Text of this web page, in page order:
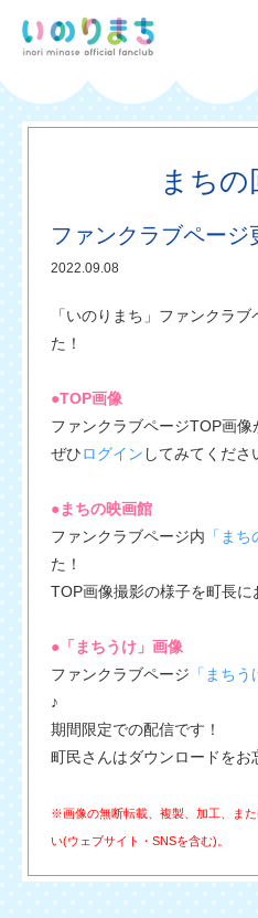
まちの
ファンクラブページ
2022.09.08
「いのりまち」ファンクラ
た！
●TOP画像
ファンクラブページTOP画像
ぜひログイン してみてくださ
●まちの映画館
ファンクラブページ内 「まち
た！
TOP画像撮影の様子を町長
●「まちうけ」画像
ファンクラブページ 「まちう
♪
期間限定での配信です！
町民さんはダウンロードをお
※画像の無断転載、複製、加工、ま
い(ウェブサイト・SNSを含む)。